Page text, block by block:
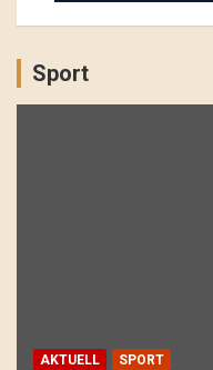
Sport
AKTUELL SPORT